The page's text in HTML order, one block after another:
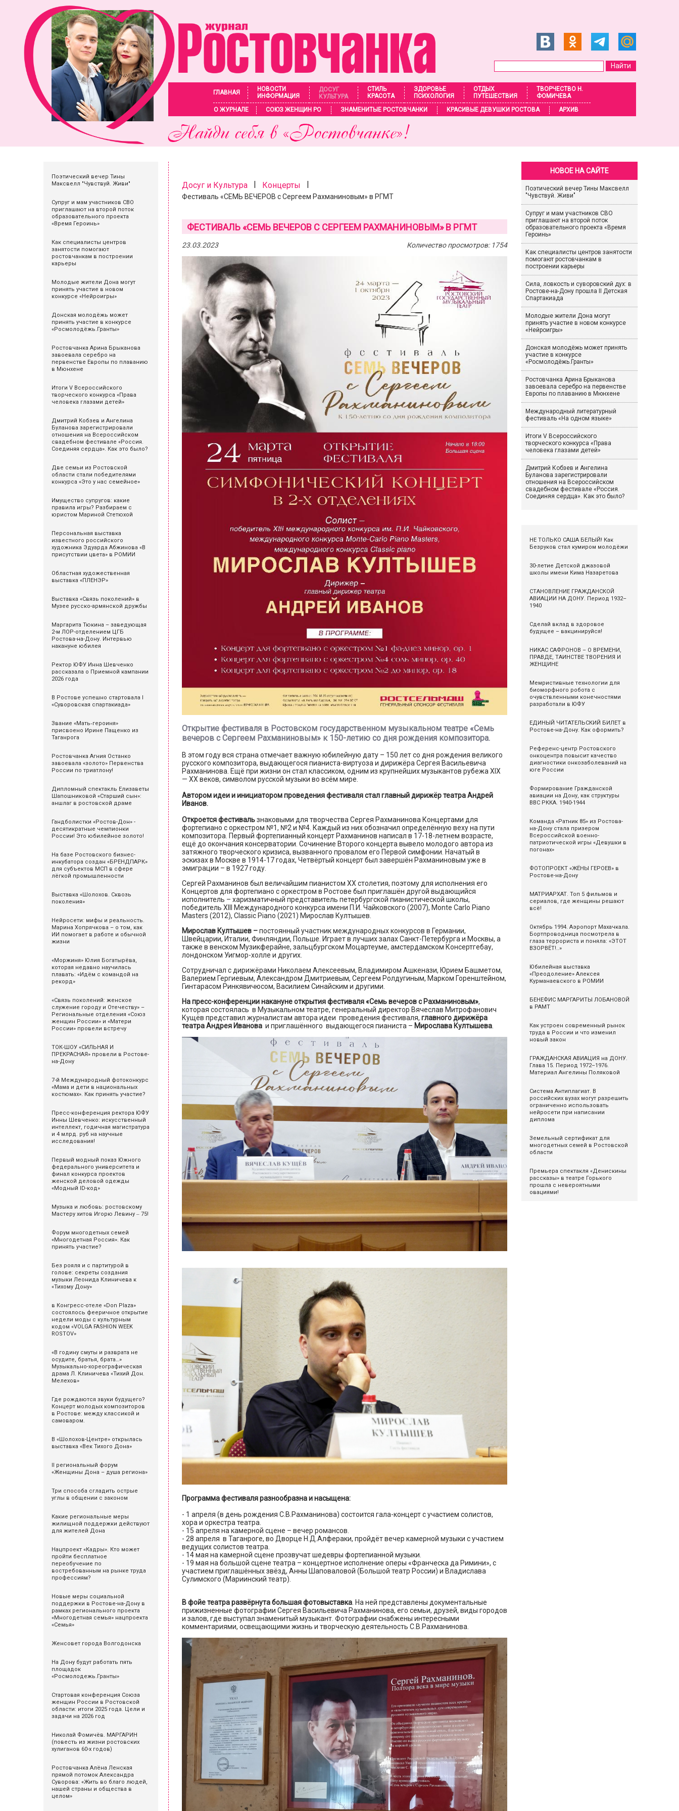
ГЛАВНАЯ
НОВОСТИ
ИНФОРМАЦИЯ
ДОСУГ
КУЛЬТУРА
СТИЛЬ
КРАСОТА
ЗДОРОВЬЕ
ПСИХОЛОГИЯ
ОТДЫХ
ПУТЕШЕСТВИЯ
ТВОРЧЕСТВО Н.
ФОМИЧЕВА
О ЖУРНАЛЕ
СОЮЗ ЖЕНЩИН РО ЗНАМЕНИТЫЕ РОСТОВЧАНКИ КРАСИВЫЕ ДЕВУШКИ РОСТОВА АРХИВ
Поэтический вечер Тины
Максвелл "Чувствуй. Живи"
Супруг и мам участников СВО
приглашают на второй поток
образовательного проекта
«Время Героинь»
Как специалисты центров
занятости помогают
ростовчанкам в построении
карьеры
Молодые жители Дона могут
принять участие в новом
конкурсе «Нейроигры»
Донская молодёжь может
принять участие в конкурсе
«Росмолодёжь.Гранты»
Ростовчанка Арина Брыканова
завоевала серебро на
первенстве Европы по плаванию
в Мюнхене
Итоги V Всероссийского
творческого конкурса «Права
человека глазами детей»
Дмитрий Кобзев и Ангелина
Буланова зарегистрировали
отношения на Всероссийском
свадебном фестивале «Россия.
Соединяя сердца». Как это было?
Две семьи из Ростовской
области стали победителями
конкурса «Это у нас семейное»
Имущество супругов: какие
правила игры? Разбираем с
юристом Мариной Стетюхой
Персональная выставка
известного российского
художника Эдуарда Абжинова «В
присутствии цвета» в РОМИИ
Областная художественная
выставка «ПЛЕНЭР»
Выставка «Связь поколений» в
Музее русско-армянской дружбы
Маргарита Тюкина – заведующая
2-м ЛОР-отделением ЦГБ
Ростова-на-Дону. Интервью
накануне юбилея
Ректор ЮФУ Инна Шевченко
рассказала о Приемной кампании
2026 года
В Ростове успешно стартовала I
«Суворовская спартакиада»
Звание «Мать‑героиня»
присвоено Ирине Пащенко из
Таганрога
Ростовчанка Агния Останко
завоевала «золото» Первенства
России по триатлону!
Дипломный спектакль Елизаветы
Шапошниковой «Старший сын»:
аншлаг в ростовской драме
Гандболистки «Ростов-Дон» -
десятикратные чемпионки
России! Это юбилейное золото!
На базе Ростовского бизнес-
инкубатора создан «БРЕНДПАРК»
для субъектов МСП в сфере
лёгкой промышленности
Выставка «Шолохов. Сквозь
поколения»
Нейросети: мифы и реальность.
Марина Хопрячкова – о том, как
ИИ помогает в работе и обычной
жизни
«Моржиня» Юлия Богатырёва,
которая недавно научилась
плавать: «Идём с командой на
рекорд»
«Связь поколений: женское
служение городу и Отечеству» –
Региональные отделения «Союз
женщин России» и «Матери
России» провели встречу
ТОК-ШОУ «СИЛЬНАЯ И
ПРЕКРАСНАЯ» провели в Ростове-
на-Дону
7-й Международный фотоконкурс
«Мама и дети в национальных
костюмах». Как принять участие?
Пресс-конференция ректора ЮФУ
Инны Шевченко: искусственный
интеллект, годичная магистратура
и 4 млрд. руб на научные
исследования!
Первый модный показ Южного
федерального университета и
финал конкурса проектов
женской деловой одежды
«Модный ID-код»
Музыка и любовь: ростовскому
Мастеру хитов Игорю Левину ‒ 75!
Форум многодетных семей
«Многодетная Россия». Как
принять участие?
Без рояля и с партитурой в
голове: секреты создания
музыки Леонида Клиничева к
«Тихому Дону»
в Конгресс-отеле «Don Plaza»
состоялось фееричное открытие
недели моды с культурным
кодом «VOLGA FASHION WEEK
ROSTOV»
«В годину смуты и разврата не
осудите, братья, брата…»
Музыкально-хореографическая
драма Л. Клиничева «Тихий Дон.
Мелехов»
Где рождаются звуки будущего?
Концерт молодых композиторов
в Ростове: между классикой и
самоваром.
В «Шолохов-Центре» открылась
выставка «Век Тихого Дона»
II региональный форум
«Женщины Дона – душа региона»
Три способа сгладить острые
углы в общении с законом
Какие региональные меры
жилищной поддержки действуют
для жителей Дона
Нацпроект «Кадры». Кто может
пройти бесплатное
переобучение по
востребованным на рынке труда
профессиям?
Новые меры социальной
поддержки в Ростове-на-Дону в
рамках регионального проекта
«Многодетная семья» нацпроекта
«Семья»
Женсовет города Волгодонска
На Дону будут работать пять
площадок
«Росмолодежь.Гранты»
Стартовая конференция Союза
женщин России в Ростовской
области: итоги 2025 года. Цели и
задачи на 2026 год
Николай Фомичёв. МАРГАРИН
(повесть из жизни ростовских
хулиганов 60-х годов)
Ростовчанка Алёна Ленская
прямой потомок Александра
Суворова: «Жить во благо людей,
нашей страны и общества в
целом»
Досуг и Культура| Концерты |
Фестиваль «СЕМЬ ВЕЧЕРОВ с Сергеем Рахманиновым» в РГМТ
ФЕСТИВАЛЬ «СЕМЬ ВЕЧЕРОВ С СЕРГЕЕМ РАХМАНИНОВЫМ» В РГМТ
23.03.2023 Количество просмотров: 1754
Открытие фестиваля в Ростовском государственном музыкальном театре «Семь
вечеров с Сергеем Рахманиновым» к 150-летию со дня рождения композитора.
В этом году вся страна отмечает важную юбилейную дату – 150 лет со дня рождения великого
русского композитора, выдающегося пианиста-виртуоза и дирижёра Сергея Васильевича
Рахманинова. Ещё при жизни он стал классиком, одним из крупнейших музыкантов рубежа XIX
— XX веков, символом русской музыки во всём мире.
Автором идеи и инициатором проведения фестиваля стал главный дирижёр театра Андрей
Иванов.
Откроется фестивальзнаковыми для творчества Сергея Рахманинова Концертами для
фортепиано с оркестром №1, №2 и №4. Каждый из них обозначил определённую веху на пути
композитора. Первый фортепианный концерт Рахманинов написал в 17-18-летнем возрасте,
ещё до окончания консерватории. Сочинение Второго концерта вывело молодого автора из
затяжного творческого кризиса, вызванного провалом его Первой симфонии. Начатый в
эскизах в Москве в 1914-17 годах, Четвёртый концерт был завершён Рахманиновым уже в
эмиграции – в 1927 году.
Сергей Рахманинов был величайшим пианистом ХХ столетия, поэтому для исполнения его
Концертов для фортепиано с оркестром в Ростове был приглашён другой выдающийся
исполнитель – харизматичный представитель петербургской пианистической школы,
победитель XIII Международного конкурса имени П.И. Чайковского (2007), Monte Carlo Piano
Masters (2012), Classic Piano (2021) Мирослав Култышев.
Мирослав Култышев –постоянный участник международных конкурсов в Германии,
Швейцарии, Италии, Финляндии, Польше. Играет в лучших залах Санкт-Петербурга и Москвы, а
также в венском Музикферайне, зальцбургском Моцартеуме, амстердамском Консертгебау,
лондонском Уигмор-холле и других.
Сотрудничал с дирижёрами Николаем Алексеевым, Владимиром Ашкенази, Юрием Башметом,
Валерием Гергиевым, Александром Дмитриевым, Сергеем Ролдугиным, Марком Горенштейном,
Гинтарасом Ринкявичюсом, Василием Синайским и другими.
На пресс-конференции накануне открытия фестиваля «Семь вечеров с Рахманиновым»,
которая состоялась в Музыкальном театре, генеральный директор Вячеслав Митрофанович
Кущёв представил журналистам автора идеи проведения фестиваля, главного дирижёра
театра Андрея Иванова и приглашённого выдающегося пианиста – Мирослава Култышева.
Программа фестиваля разнообразна и насыщена:
- 1 апреля (в день рождения С.В.Рахманинова) состоится гала-концерт с участием солистов,
хора и оркестра театра.
- 15 апреля на камерной сцене – вечер романсов.
- 28 апреля в Таганроге, во Дворце Н.Д.Алфераки, пройдёт вечер камерной музыки с участием
ведущих солистов театра.
- 14 мая на камерной сцене прозвучат шедевры фортепианной музыки.
- 19 мая на большой сцене театра – концертное исполнение оперы «Франческа да Римини», с
участием приглашённых звёзд, Анны Шаповаловой (Большой театр России) и Владислава
Сулимского (Мариинский театр).
В фойе театра развёрнута большая фотовыставка. На ней представлены документальные
прижизненные фотографии Сергея Васильевича Рахманинова, его семьи, друзей, виды городов
и залов, где выступал знаменитый музыкант. Фотографии снабжены интересными
комментариями, освещающими жизнь и творческую деятельность С.В.Рахманинова.
НОВОЕ НА САЙТЕ
Поэтический вечер Тины Максвелл
"Чувствуй. Живи"
Супруг и мам участников СВО
приглашают на второй поток
образовательного проекта «Время
Героинь»
Как специалисты центров занятости
помогают ростовчанкам в
построении карьеры
Сила, ловкость и суворовский дух: в
Ростове-на-Дону прошла II Детская
Спартакиада
Молодые жители Дона могут
принять участие в новом конкурсе
«Нейроигры»
Донская молодёжь может принять
участие в конкурсе
«Росмолодёжь.Гранты»
Ростовчанка Арина Брыканова
завоевала серебро на первенстве
Европы по плаванию в Мюнхене
Международный литературный
фестиваль «На одном языке»
Итоги V Всероссийского
творческого конкурса «Права
человека глазами детей»
Дмитрий Кобзев и Ангелина
Буланова зарегистрировали
отношения на Всероссийском
свадебном фестивале «Россия.
Соединяя сердца». Как это было?
НЕ ТОЛЬКО САША БЕЛЫЙ! Как
Безруков стал кумиром молодёжи
30-летие Детской джазовой
школы имени Кима Назаретова
СТАНОВЛЕНИЕ ГРАЖДАНСКОЙ
АВИАЦИИ НА ДОНУ. Период 1932–
1940
Сделай вклад в здоровое
будущее – вакцинируйся!
НИКАС САФРОНОВ – О ВРЕМЕНИ,
ПРАВДЕ, ТАИНСТВЕ ТВОРЕНИЯ И
ЖЕНЩИНЕ
Мемристивные технологии для
биоморфного робота с
очувствленными конечностями
разработали в ЮФУ
ЕДИНЫЙ ЧИТАТЕЛЬСКИЙ БИЛЕТ в
Ростове-на-Дону. Как оформить?
Референс-центр Ростовского
онкоцентра повысит качество
диагностики онкозаболеваний на
юге России
Формирование Гражданской
авиации на Дону, как структуры
ВВС РККА. 1940-1944
Команда «Ратник 85» из Ростова-
на-Дону стала призером
Всероссийской военно-
патриотической игры «Девушки в
погонах»
ФОТОПРОЕКТ «ЖЁНЫ ГЕРОЕВ» в
Ростове-на-Дону
МАТРИАРХАТ. Топ 5 фильмов и
сериалов, где женщины решают
всё!
Октябрь 1994. Аэропорт Махачкала.
Бортпроводница посмотрела в
глаза террориста и поняла: «ЭТОТ
ВЗОРВЁТ!..»
Юбилейная выставка
«Преодоление» Алексея
Курманаевского в РОМИИ
БЕНЕФИС МАРГАРИТЫ ЛОБАНОВОЙ
в РАМТ
Как устроен современный рынок
труда в России и что изменил
новый закон
ГРАЖДАНСКАЯ АВИАЦИЯ на ДОНУ.
Глава 15. Период 1972–1976.
Материал Ангелины Поляковой
Система Антиплагиат. В
российских вузах могут разрешить
ограниченно использовать
нейросети при написании
диплома
Земельный сертификат для
многодетных семей в Ростовской
области
Премьера спектакля «Денискины
рассказы» в театре Горького
прошла с невероятными
овациями!